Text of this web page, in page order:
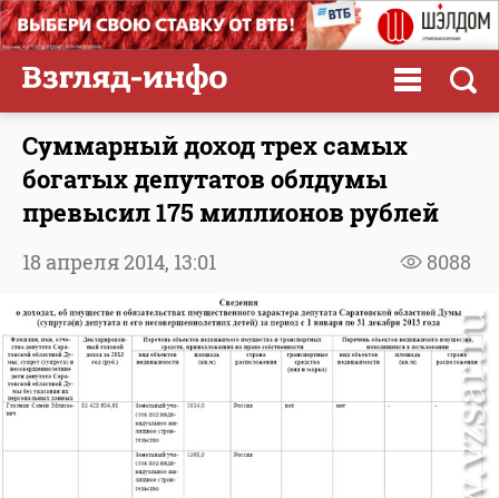
Суммарный доход трех самых
богатых депутатов облдумы
превысил 175 миллионов рублей
8088
18 апреля 2014, 13:01